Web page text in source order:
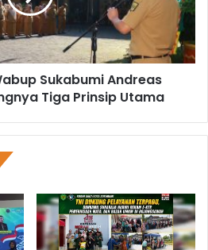
Sukabumi Andreas
Tiga Prinsip Utama